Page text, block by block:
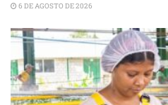
6 DE AGOSTO DE 2026